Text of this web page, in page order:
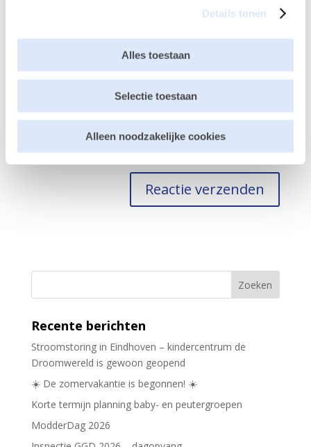
Details tonen
Alles toestaan
Selectie toestaan
Alleen noodzakelijke cookies
Mijn naam, e-mail en site opslaan in deze browser
voor de volgende keer wanneer ik een reactie plaats.
Recente berichten
Stroomstoring in Eindhoven – kindercentrum de
Droomwereld is gewoon geopend
☀️ De zomervakantie is begonnen! ☀️
Korte termijn planning baby- en peutergroepen
ModderDag 2026